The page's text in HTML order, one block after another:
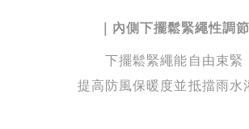
｜ 內側下擺鬆緊繩性調節
下擺鬆緊繩能自由束緊
提高防風保暖度並抵擋雨水